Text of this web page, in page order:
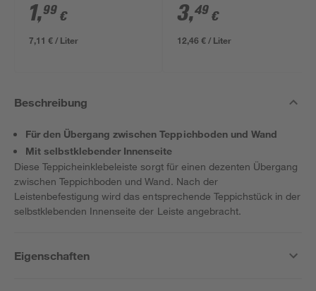
1,99 €
7,11 € / Liter
3,49 €
12,46 € / Liter
Beschreibung
Für den Übergang zwischen Teppichboden und Wand
Mit selbstklebender Innenseite
Diese Teppicheinklebeleiste sorgt für einen dezenten Übergang
zwischen Teppichboden und Wand. Nach der
Leistenbefestigung wird das entsprechende Teppichstück in der
selbstklebenden Innenseite der Leiste angebracht.
Eigenschaften